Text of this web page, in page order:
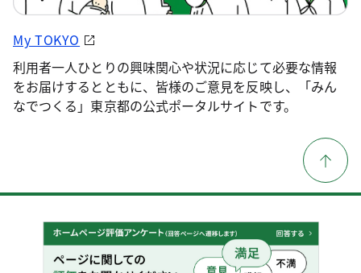
My TOKYO
利用者一人ひとりの興味関心や状況に応じて必要な情報
をお届けするとともに、皆様のご意見を反映し、「みん
なでつくる」東京都の公式ポータルサイトです。